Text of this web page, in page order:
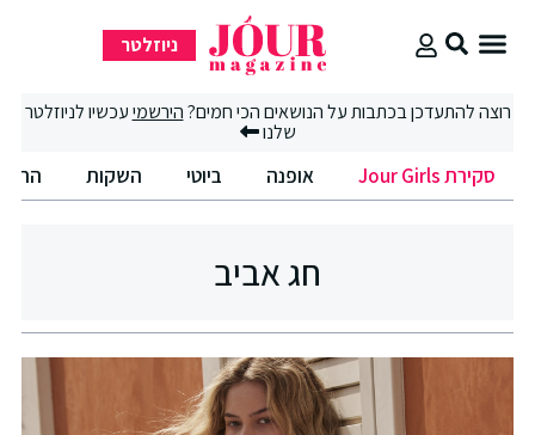
ניוזלטר
רוצה להתעדכן בכתבות על הנושאים הכי חמים?הירשמיעכשיו לניוזלטר
שלנו
סקירת Jour Girls אופנה ביוטי השקות
חג אביב